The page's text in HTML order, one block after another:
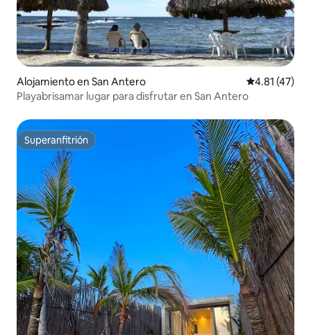
Alojamiento en San Antero Calificación
4.81 (47)
Playabrisamar lugar para disfrutar en San Antero
Superanfitrión
Superanfitrión